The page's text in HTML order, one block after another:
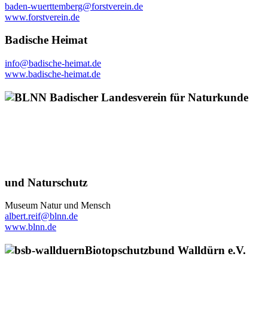
baden-wuerttemberg@forstverein.de
www.forstverein.de
Badische Heimat
info@badische-heimat.de
www.badische-heimat.de
Badischer Landesverein für Naturkunde
und Naturschutz
Museum Natur und Mensch
albert.reif@blnn.de
www.blnn.de
Biotopschutzbund Walldürn e.V.